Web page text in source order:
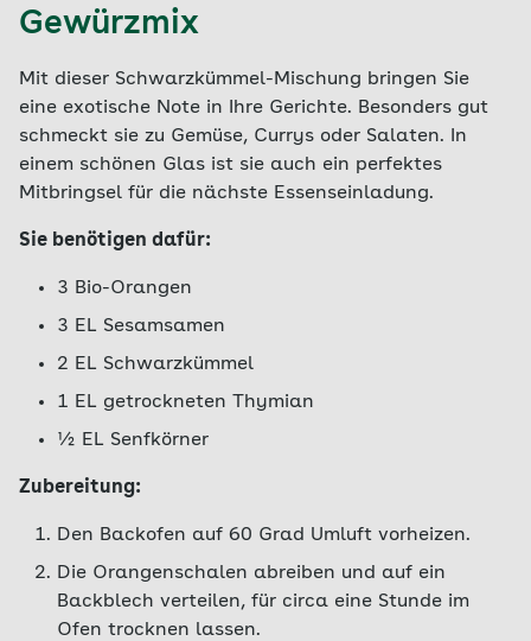
Gewürzmix
Mit dieser Schwarzkümmel-Mischung bringen Sie
eine exotische Note in Ihre Gerichte. Besonders gut
schmeckt sie zu Gemüse, Currys oder Salaten. In
einem schönen Glas ist sie auch ein perfektes
Mitbringsel für die nächste Essenseinladung.
Sie benötigen dafür:
3 Bio-Orangen
3 EL Sesamsamen
2 EL Schwarzkümmel
1 EL getrockneten Thymian
½ EL Senfkörner
Zubereitung:
Den Backofen auf 60 Grad Umluft vorheizen.
Die Orangenschalen abreiben und auf ein
Backblech verteilen, für circa eine Stunde im
Ofen trocknen lassen.